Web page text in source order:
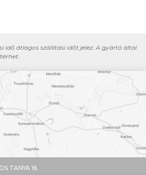
idő átlagos szállítási időt jelez. A gyártó által
TANYA 16.